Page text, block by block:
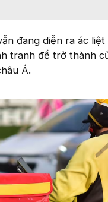
đang diễn ra ác
tranh để trở thành
Á.